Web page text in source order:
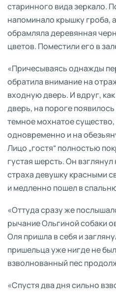
старинного вида зеркало.
напоминало крышку гроба,
обрамляла деревянная
цветов. Поместили его в
«Причесываясь однажды
обратила внимание на
входную дверь. И вдруг,
дверь, на пороге
темное мохнатое
одновременно и на
Лицо „гостя“ полностью
густая шерсть. Он
страха девушку красными
и медленно пошел в
«Оттуда сразу же
рычание Ольгиной собаки
Оля пришла в себя и
пришельца уже нигде не
взволнованный пес
«Спустя два дня сильно